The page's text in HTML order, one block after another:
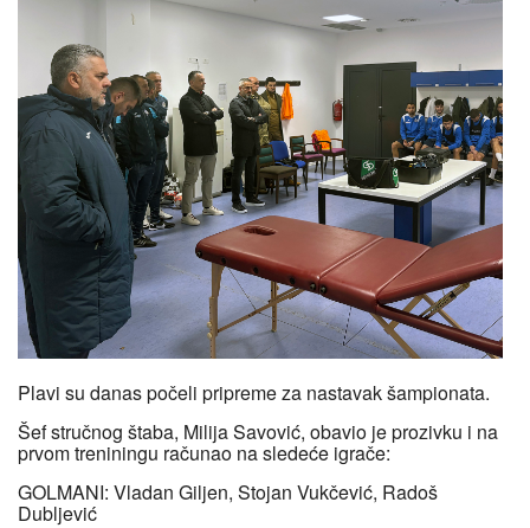
Plavi su danas počeli pripreme za nastavak šampionata.
Šef stručnog štaba, Milija Savović, obavio je prozivku i na
prvom treniningu računao na sledeće igrače:
GOLMANI: Vladan Giljen, Stojan Vukčević, Radoš
Dubljević